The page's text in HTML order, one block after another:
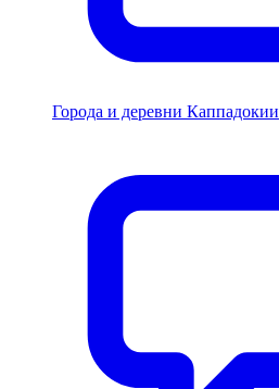
Города и деревни Каппадокии